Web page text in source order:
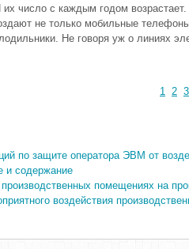
их число с каждым годом
не только мобильные
Не говоря уж о линиях
1 2 3
по защите оператора ЭВМ от
и содержание
помещениях на
воздействия